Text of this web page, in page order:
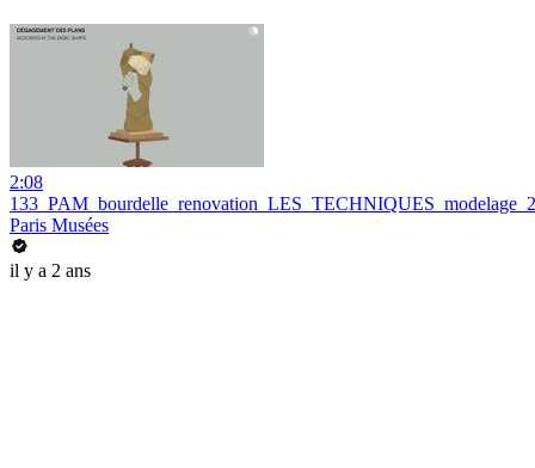
2:08
Paris Musées
il y a 2 ans